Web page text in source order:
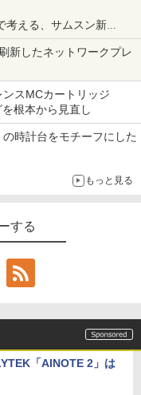
考える、サムスン新
新したネットワークプレ
スMCカートリッジ
根本から見直し
時計台をモチーフにした
もっと見る
する
「AINOTE 2」は